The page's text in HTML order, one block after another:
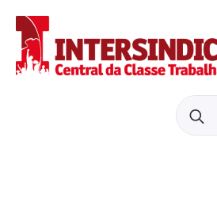
Search
for: